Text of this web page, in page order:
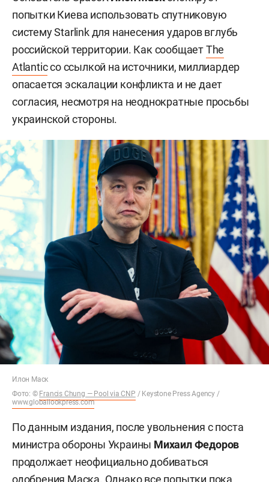
попытки Киева использовать спутниковую
систему Starlink для нанесения ударов вглубь
российской территории. Как сообщаетThe
Atlanticсо ссылкой на источники, миллиардер
опасается эскалации конфликта и не дает
согласия, несмотря на неоднократные просьбы
украинской стороны.
Илон Маск
Фото: © Francis Chung — Pool via CNP / Keystone Press Agency /
www.globallookpress.com
По данным издания, после увольнения с поста
министра обороны Украины Михаил Федоров
продолжает неофициально добиваться
одобрения Маска. Однако все попытки пока